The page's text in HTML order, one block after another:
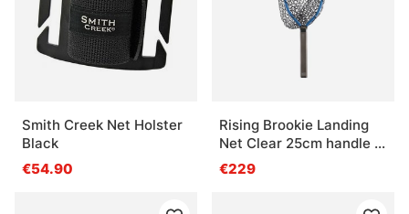
Smith Creek Net Holster
Black
€54.90
Rising Brookie Landing
Net Clear 25cm handle -
Cobalt
€229